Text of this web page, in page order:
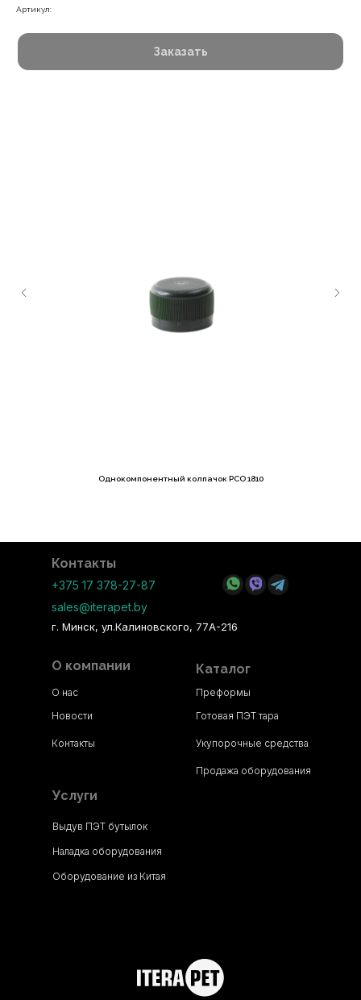
Артикул:
Заказать
Однокомпонентный колпачок PCO 1810
Услуги
Выдув ПЭТ бутылок
Наладка оборудования
Оборудование из Китая
О компании
О нас
Новости
Контакты
Контакты
+375 17 378-27-87
sales@iterapet.by
г. Минск, ул.Калиновского, 77А-216
Каталог
Преформы
Готовая ПЭТ тара
Укупорочные средства
Продажа оборудования